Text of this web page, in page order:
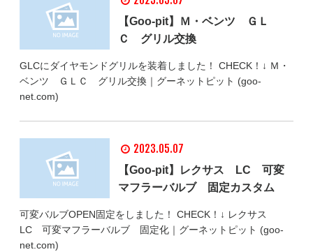
【Goo-pit】Ｍ・ベンツ ＧＬ
Ｃ グリル交換
GLCにダイヤモンドグリルを装着しました！ CHECK！↓ Ｍ・
ベンツ ＧＬＣ グリル交換｜グーネットピット (goo-
net.com)
2023.05.07
【Goo-pit】レクサス LC 可変
マフラーバルブ 固定カスタム
可変バルブOPEN固定をしました！ CHECK！↓ レクサス
LC 可変マフラーバルブ 固定化｜グーネットピット (goo-
net.com)